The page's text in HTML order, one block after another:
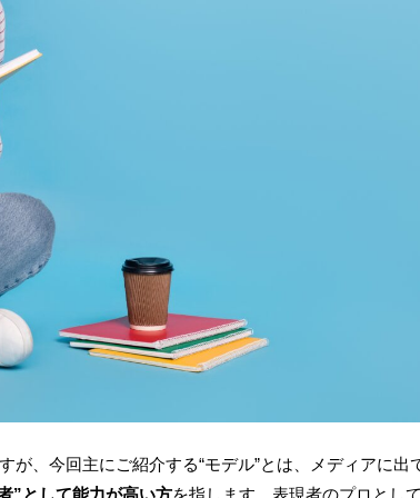
が、今回主にご紹介する“モデル”とは、メディアに出
”として能力が高い方を指します。表現者のプロとし